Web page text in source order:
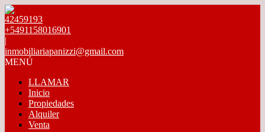
42459193
+5491158016901
|
inmobiliariapanizzi@gmail.com
MENÚ
LLAMAR
Inicio
Propiedades
Alquiler
Venta